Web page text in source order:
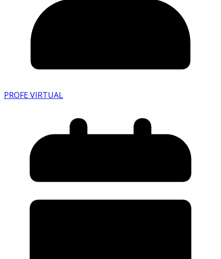
PROFE VIRTUAL